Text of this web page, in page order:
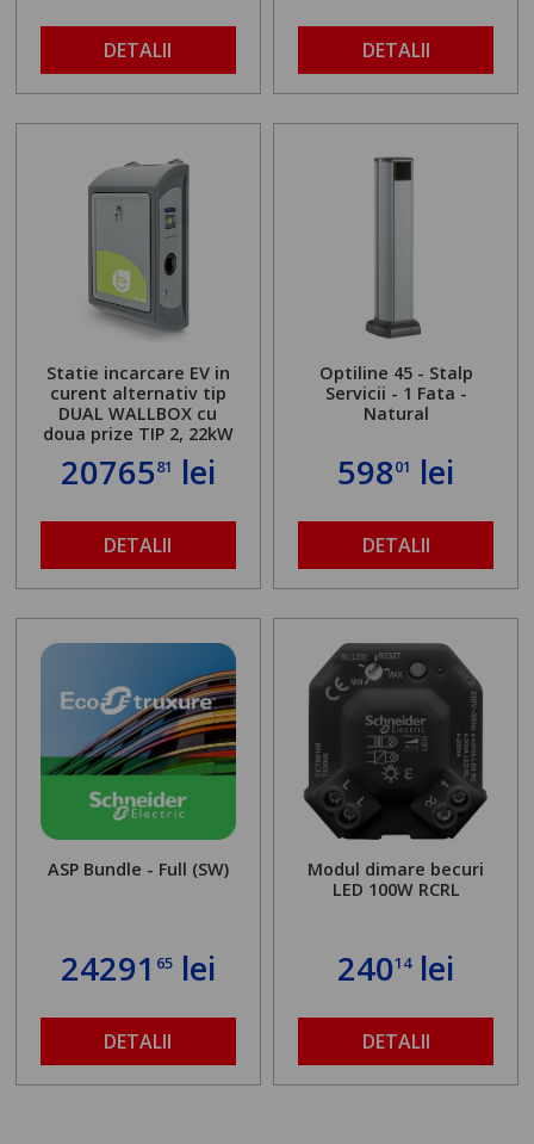
DETALII DETALII
Statie incarcare EV in
curent alternativ tip
DUAL WALLBOX cu
doua prize TIP 2, 22kW
2076581 lei
DETALII
Optiline 45 - Stalp
Servicii - 1 Fata -
Natural
59801 lei
DETALII
ASP Bundle - Full (SW)
24291 65lei
DETALII
Modul dimare becuri
LED 100W RCRL
24014lei
DETALII